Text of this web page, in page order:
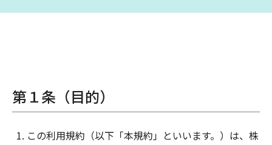
第１条（目的）
この利用規約（以下「本規約」といいます。）は、株